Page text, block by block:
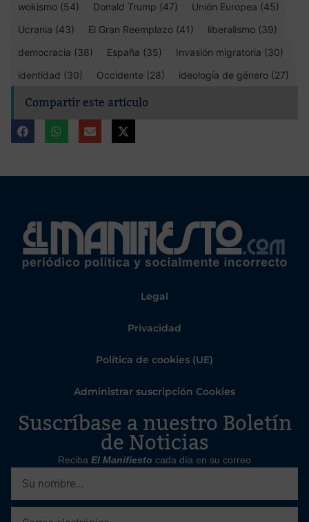
wokismo (54)
Donald Trump (47)
Unión Europea (45)
Ucrania (43)
El Gran Reemplazo (41)
liberalismo (39)
democracia (38)
España (35)
Invasión migratoria (30)
identidad (30)
Occidente (28) ideología de género (27)
Compartir este artículo
Legal
Privacidad
Política de cookies (UE)
Administrar suscripción Cookies
Suscríbase a nuestro Boletín
de Noticias
Reciba El Manifiesto cada día en su correo